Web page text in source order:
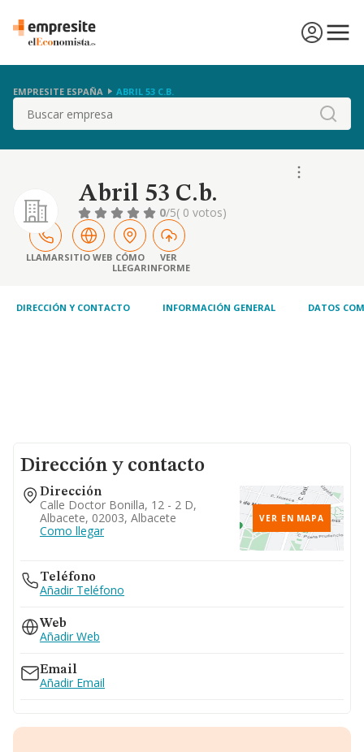
EMPRESITE ESPAÑA ABRIL 53 C.B.
Buscar
Abril 53 C.b.
0/5( 0 votos)
LLAMARSITIO WEB CÓMO
LLEGAR
VER
INFORME
DIRECCIÓN Y CONTACTO INFORMACIÓN GENERAL DATOS
Dirección y contacto
Dirección
Calle Doctor Bonilla, 12 - 2 D,
Albacete, 02003, Albacete
Como llegar
VER EN MAPA
Teléfono
Añadir Teléfono
Web
Añadir Web
Email
Añadir Email